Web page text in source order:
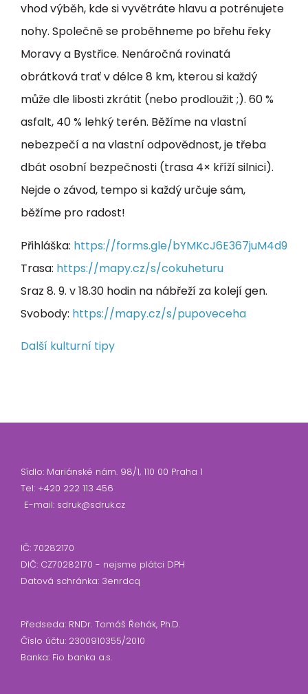
vhod výběh, kde si vyvětráte hlavu a potrénujete
nohy. Společně se proběhneme po břehu řeky
Moravy a Bystřice. Nenáročná rovinatá
obrátková trať v délce 8 km, kterou si každý
může dle libosti zkrátit (nebo prodloužit ;). 60 %
asfalt, 40 % lehký terén. Běžíme na vlastní
nebezpečí a na vlastní odpovědnost, je třeba
dbát osobní bezpečnosti (trasa 4× kříží silnici).
Nejde o závod, tempo si každý určuje sám,
běžíme pro radost!
Přihláška: https://forms.gle/bYMKcJ6E367juM4d9
Trasa: https://mapy.cz/s/cokuheturu
Sraz 8. 9. v 18.30 hodin na nábřeží za kolejí gen.
Svobody: https://mapy.cz/s/pupoveceha
Další kulturní tipy
Sídlo: Mariánské nám. 98/1, 110 00 Praha 1
Tel: +420 222 113 456
E-mail: sdruk@sdruk.cz
IČ: 70282170
DIČ: CZ70282170 - nejsme plátci DPH
Datová schránka: 3enrdcq
Předseda: RNDr. Tomáš Řehák, Ph.D.
Číslo účtu: 2300910355/2010
Banka: Fio banka a.s.